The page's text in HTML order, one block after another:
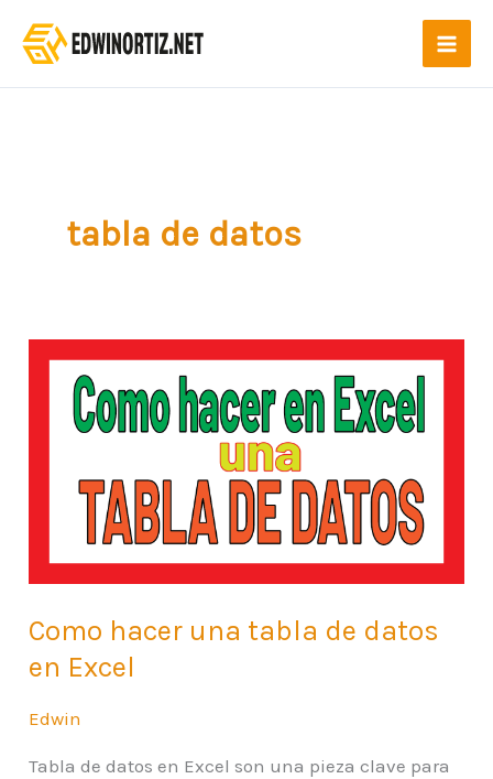
tabla de datos
Como hacer una tabla de datos
en Excel
Edwin
Tabla de datos en Excel son una pieza clave para
hacer
Excel